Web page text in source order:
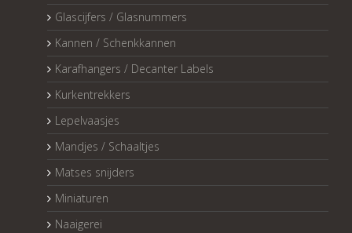
Glascijfers / Glasnummers
Kannen / Schenkkannen
Karafhangers / Decanter Labels
Kurkentrekkers
Lepelvaasjes
Mandjes / Schaaltjes
Matses snijders
Miniaturen
Naaigerei